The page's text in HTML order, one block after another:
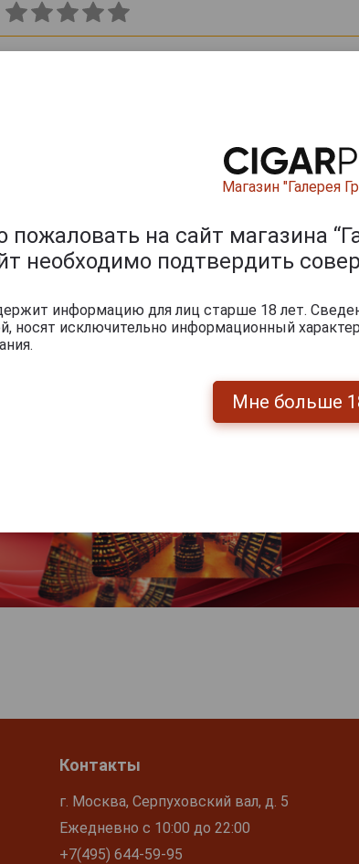
Контакты
г. Москва, Серпуховский вал, д. 5
Ежедневно с 10:00 до 22:00
+7(495) 644-59-95
Магазин "Галерея
пожаловать на сайт магазина
необходимо подтвердить
информацию для лиц старше 18 лет.
носят исключительно информационный
Мне больше